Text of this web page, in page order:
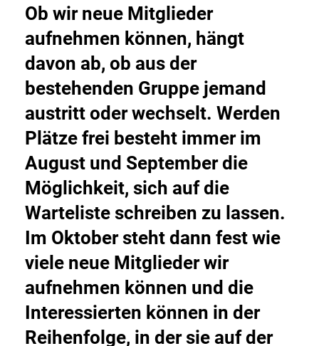
Ob wir neue Mitglieder
aufnehmen können, hängt
davon ab, ob aus der
bestehenden Gruppe jemand
austritt oder wechselt. Werden
Plätze frei besteht immer im
August und September die
Möglichkeit, sich auf die
Warteliste schreiben zu lassen.
Im Oktober steht dann fest wie
viele neue Mitglieder wir
aufnehmen können und die
Interessierten können in der
Reihenfolge, in der sie auf der